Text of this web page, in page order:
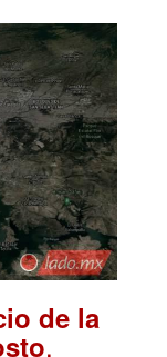
de la
.